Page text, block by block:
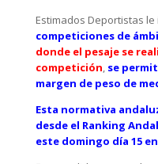
Estimados Deportistas
competiciones de
donde el pesaje se
competición, se
margen de peso de
Esta normativa
desde el Ranking
este domingo día 15